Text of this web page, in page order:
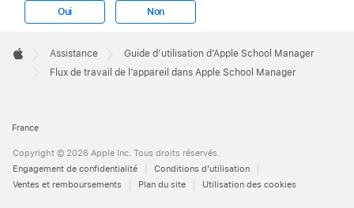
Oui Non
Footer

Apple
Assistance
Guide d’utilisation d’Apple School Manager
Flux de travail de l’appareil dans Apple School Manager
France
Copyright © 2026 Apple Inc. Tous droits réservés.
Engagement de confidentialité
Conditions d’utilisation
Ventes et remboursements
Plan du site Utilisation des cookies